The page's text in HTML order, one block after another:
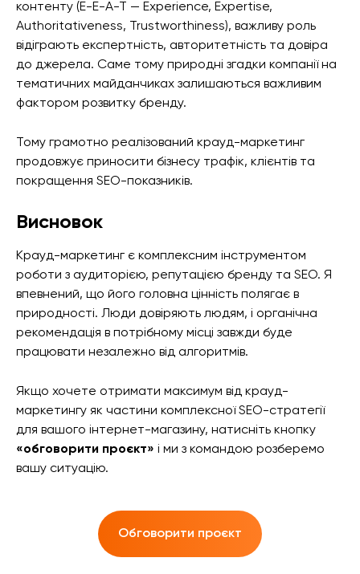
контенту (E-E-A-T — Experience, Expertise,
Authoritativeness, Trustworthiness), важливу роль
відіграють експертність, авторитетність та довіра
до джерела. Саме тому природні згадки компанії на
тематичних майданчиках залишаються важливим
фактором розвитку бренду.
Тому грамотно реалізований крауд-маркетинг
продовжує приносити бізнесу трафік, клієнтів та
покращення SEO-показників.
Висновок
Крауд-маркетинг є комплексним інструментом
роботи з аудиторією, репутацією бренду та SEO. Я
впевнений, що його головна цінність полягає в
природності. Люди довіряють людям, і органічна
рекомендація в потрібному місці завжди буде
працювати незалежно від алгоритмів.
Якщо хочете отримати максимум від крауд-
маркетингу як частини комплексної SEO-стратегії
для вашого інтернет-магазину, натисніть кнопку
«обговорити проєкт» і ми з командою розберемо
вашу ситуацію.
Обговорити проєкт